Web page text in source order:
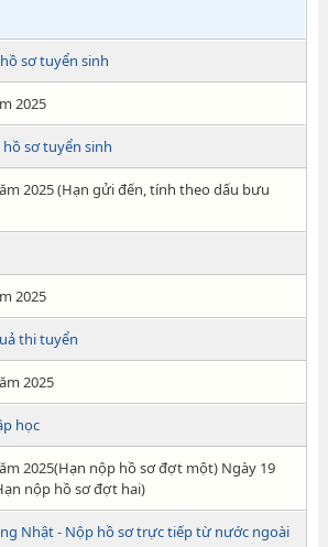
sơ tuyển sinh
2025
sơ tuyển sinh
2025 (Hạn gửi đến, tính theo dấu bưu
2025
thi tuyển
2025
học
2025(Hạn nộp hồ sơ đợt một) Ngày 19
nộp hồ sơ đợt hai)
Nhật - Nộp hồ sơ trực tiếp từ nước ngoài